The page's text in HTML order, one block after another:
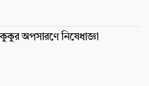
অপসারণে নিষেধাজ্ঞা